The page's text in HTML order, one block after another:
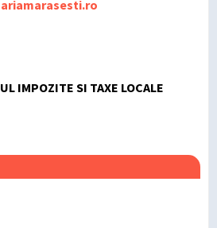
IMPOZITE SI TAXE LOCALE